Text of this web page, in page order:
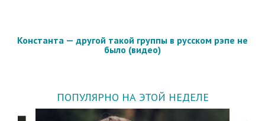
Константа — другой такой группы в русском рэпе не
было (видео)
ПОПУЛЯРНО НА ЭТОЙ НЕДЕЛЕ